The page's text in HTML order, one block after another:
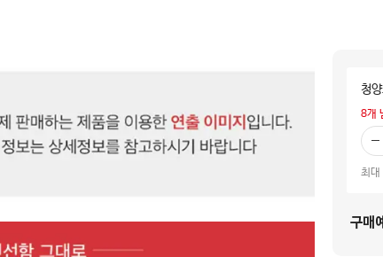
청
8개
기
최대
구매